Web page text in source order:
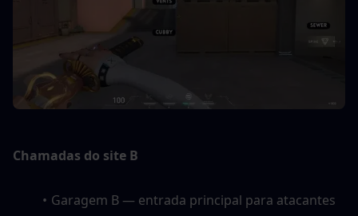
Chamadas do site B
Garagem B — entrada principal para atacantes